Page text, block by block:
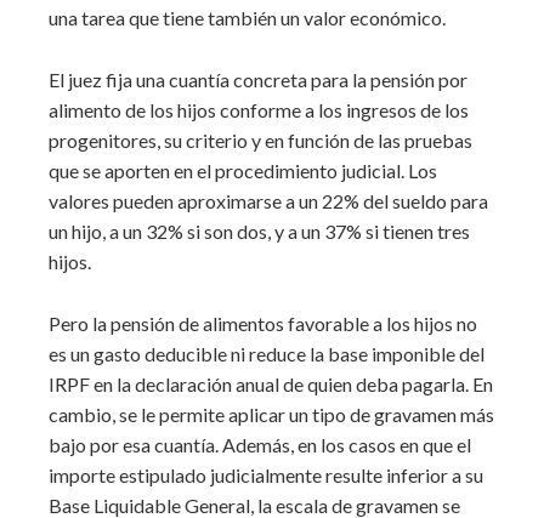
una tarea que tiene también un valor económico.
El juez fija una cuantía concreta para la pensión por
alimento de los hijos conforme a los ingresos de los
progenitores, su criterio y en función de las pruebas
que se aporten en el procedimiento judicial. Los
valores pueden aproximarse a un 22% del sueldo para
un hijo, a un 32% si son dos, y a un 37% si tienen tres
hijos.
Pero la pensión de alimentos favorable a los hijos no
es un gasto deducible ni reduce la base imponible del
IRPF en la declaración anual de quien deba pagarla. En
cambio, se le permite aplicar un tipo de gravamen más
bajo por esa cuantía. Además, en los casos en que el
importe estipulado judicialmente resulte inferior a su
Base Liquidable General, la escala de gravamen se